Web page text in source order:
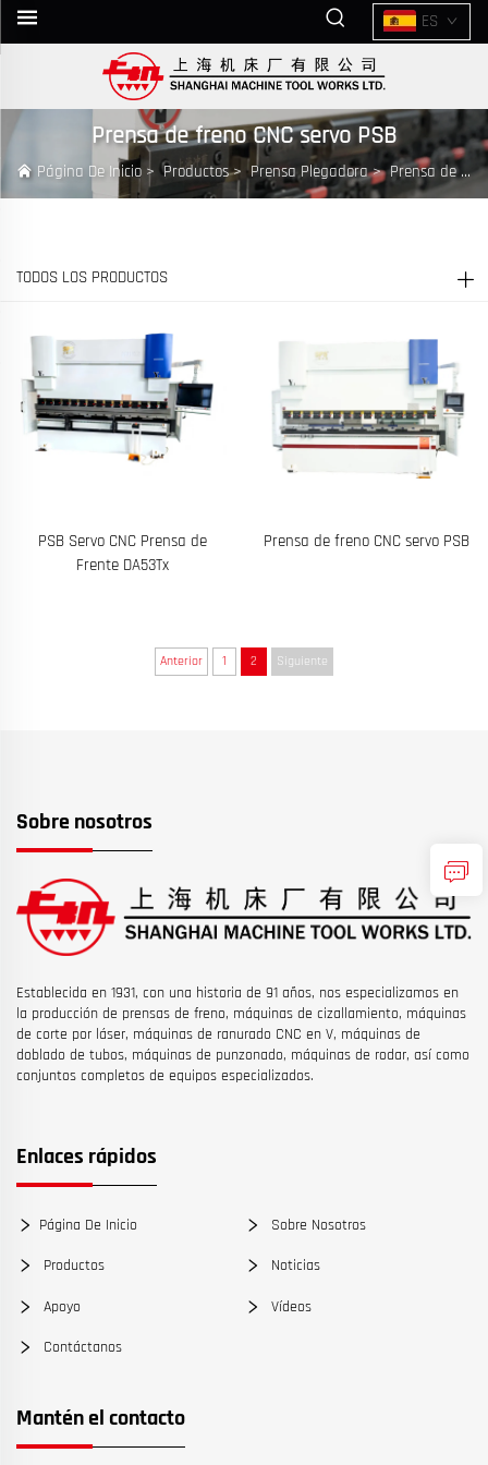
ES
Prensa de freno CNC servo PSB
Página De Inicio >Productos>Prensa Plegadora>Prensa de freno CNC servo PSB
TODOS LOS PRODUCTOS
PSB Servo CNC Prensa de
Frente DA53Tx
Prensa de freno CNC servo PSB
Anterior 1 2 Siguiente
Sobre nosotros
Establecida en 1931, con una historia de 91 años, nos especializamos en
la producción de prensas de freno, máquinas de cizallamiento, máquinas
de corte por láser, máquinas de ranurado CNC en V, máquinas de
doblado de tubos, máquinas de punzonado, máquinas de rodar, así como
conjuntos completos de equipos especializados.
Enlaces rápidos
Página De Inicio Sobre Nosotros
Productos Noticias
Apoyo Vídeos
Contáctanos
Mantén el contacto